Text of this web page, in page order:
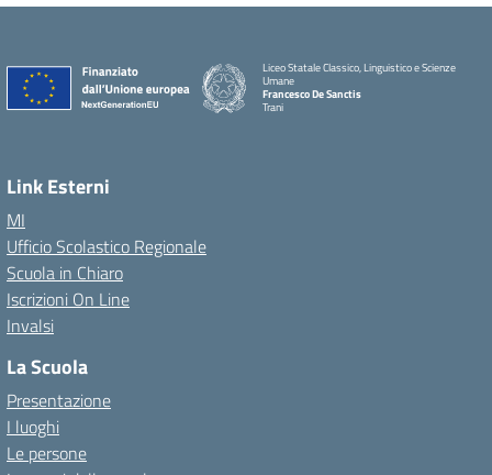
Liceo Statale Classico, Linguistico e Scienze
Umane
Francesco De Sanctis
Trani
Link Esterni
MI
Ufficio Scolastico Regionale
Scuola in Chiaro
Iscrizioni On Line
Invalsi
La Scuola
Presentazione
I luoghi
Le persone